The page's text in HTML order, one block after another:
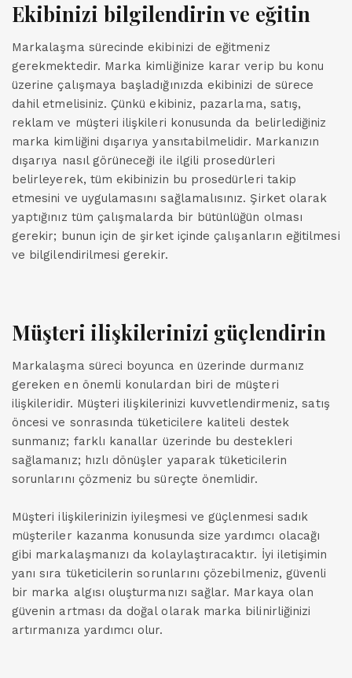
Ekibinizi bilgilendirin ve eğitin
Markalaşma sürecinde ekibinizi de eğitmeniz
gerekmektedir. Marka kimliğinize karar verip bu konu
üzerine çalışmaya başladığınızda ekibinizi de sürece
dahil etmelisiniz. Çünkü ekibiniz, pazarlama, satış,
reklam ve müşteri ilişkileri konusunda da belirlediğiniz
marka kimliğini dışarıya yansıtabilmelidir. Markanızın
dışarıya nasıl görüneceği ile ilgili prosedürleri
belirleyerek, tüm ekibinizin bu prosedürleri takip
etmesini ve uygulamasını sağlamalısınız. Şirket olarak
yaptığınız tüm çalışmalarda bir bütünlüğün olması
gerekir; bunun için de şirket içinde çalışanların eğitilmesi
ve bilgilendirilmesi gerekir.
Müşteri ilişkilerinizi güçlendirin
Markalaşma süreci boyunca en üzerinde durmanız
gereken en önemli konulardan biri de müşteri
ilişkileridir. Müşteri ilişkilerinizi kuvvetlendirmeniz, satış
öncesi ve sonrasında tüketicilere kaliteli destek
sunmanız; farklı kanallar üzerinde bu destekleri
sağlamanız; hızlı dönüşler yaparak tüketicilerin
sorunlarını çözmeniz bu süreçte önemlidir.
Müşteri ilişkilerinizin iyileşmesi ve güçlenmesi sadık
müşteriler kazanma konusunda size yardımcı olacağı
gibi markalaşmanızı da kolaylaştıracaktır. İyi iletişimin
yanı sıra tüketicilerin sorunlarını çözebilmeniz, güvenli
bir marka algısı oluşturmanızı sağlar. Markaya olan
güvenin artması da doğal olarak marka bilinirliğinizi
artırmanıza yardımcı olur.